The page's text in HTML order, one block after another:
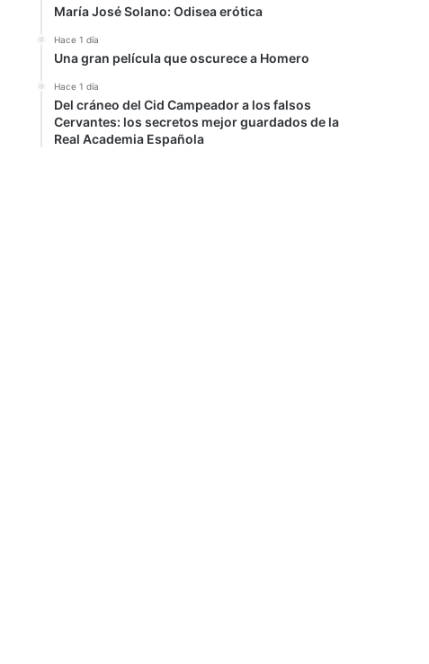
María José Solano: Odisea erótica
Hace 1 día
Una gran película que oscurece a Homero
Hace 1 día
Del cráneo del Cid Campeador a los falsos
Cervantes: los secretos mejor guardados de la
Real Academia Española